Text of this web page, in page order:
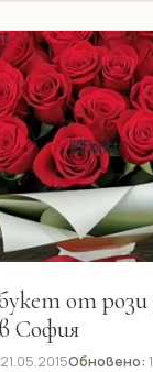
от рози
София
21.05.2015Обновено: